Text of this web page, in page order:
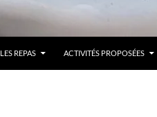
LES REPAS ACTIVITÉS PROPOSÉES